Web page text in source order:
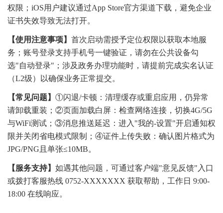
权限；iOS用户建议通过App Store官方渠道下载，避免企业
证书失效导致无法打开。
【使用注意事项】 首次启动需授予定位权限以获取本地服
务；账号登录支持手机号一键验证，请勿在公共设备勾
选"自动登录"；涉及政务办理功能时，请提前完成实名认证
（L2级）以确保业务正常提交。
【常见问题】 ①闪退/卡顿：清理缓存或重启应用，仍异常
请卸载重装；②页面加载白屏：检查网络连接，切换4G/5G
与WiFi测试；③消息推送延迟：进入"我的-设置"开启通知权
限并关闭省电模式限制；④证件上传失败：确认图片格式为
JPG/PNG且单张≤10MB。
【服务支持】 如遇其他问题，可通过客户端"意见反馈"入口
或拨打客服热线 0752-XXXXXXX 获取帮助，工作日 9:00-
18:00 在线响应。